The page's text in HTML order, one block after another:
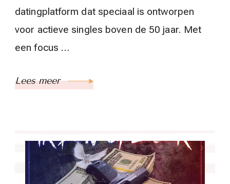
datingplatform dat speciaal is ontworpen
voor actieve singles boven de 50 jaar. Met
een focus …
Lees meer